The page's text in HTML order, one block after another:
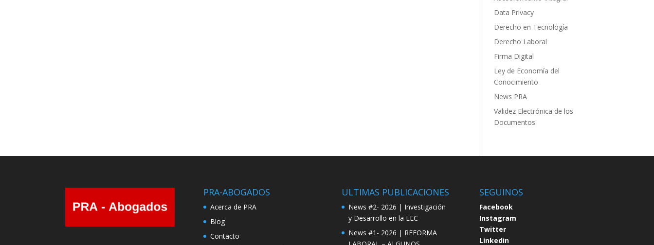
Data Privacy
Derecho en Tecnología
Derecho Laboral
Firma Digital
Ley de Economía del
Conocimiento
News PRA
Validez Electrónica de los
Documentos
PRA-ABOGADOS
Acerca de PRA
Blog
Contacto
ULTIMAS PUBLICACIONES
News #2- 2026 | Investigación
y Desarrollo en la LEC
News #1- 2026 | REFORMA
SEGUINOS
Facebook
Instagram
Twitter
Linkedin